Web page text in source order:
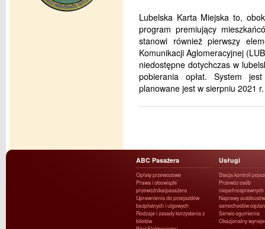
Lubelska Karta Miejska to,
program premiujący
stanowi również pierwszy
Komunikacji Aglomeracyjnej
niedostępne dotychczas w
pobierania opłat. System
planowane jest w sierpniu 2021 r.
ABC Pasażera
Opłaty przewozowe
Prawa i obowiązki
przewoźnika/pasażera
Uprawnienia do przejazdów
bezpłatnych i ulgowych
Rodzaje i zasady korzystania z
biletów
Usługi
Stacja kontroli
Przewóz osób
niepełnosprawnych
Naprawy
samochodów
Serwis ogumienia
Okazjonalny